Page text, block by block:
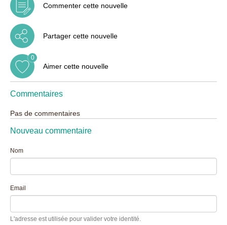
Commenter cette nouvelle
Partager cette nouvelle
Aimer cette nouvelle
0
Commentaires
Pas de commentaires
Nouveau commentaire
Nom
Email
L'adresse est utilisée pour valider votre identité.